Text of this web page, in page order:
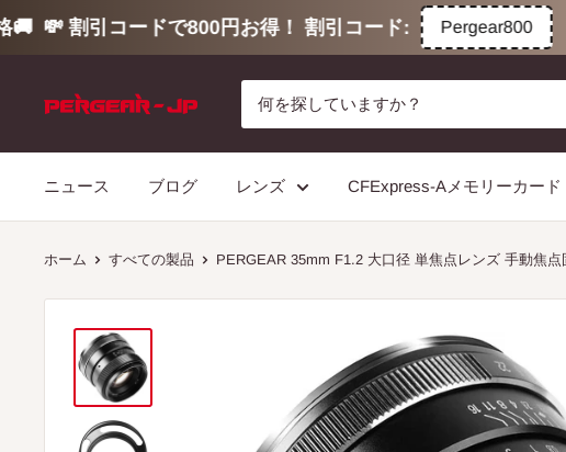
💸 割引コードで800円お得！ 割引コード: Pergear800
に
ニュース ブログ レンズ CFExpress-Aメモリーカード
ホーム すべての製品 PERGEAR 35mm F1.2 大口径 単焦点レンズ 手動焦点